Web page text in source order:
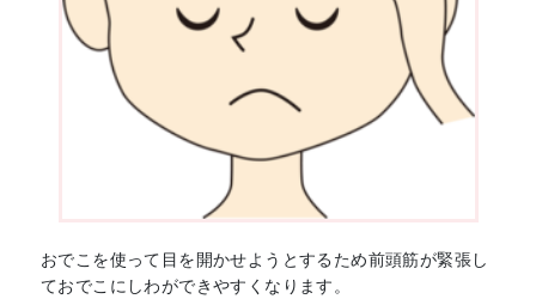
おでこを使って目を開かせようとするため前頭筋が緊張し
ておでこにしわができやすくなります。